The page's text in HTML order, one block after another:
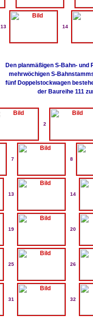
13 14
Den planmäßigen S-Bahn-
mehrwöchigen S-
fünf Doppelstockwagen
der Baureihe 111
2
7 8
13 14
19 20
25 26
31 32